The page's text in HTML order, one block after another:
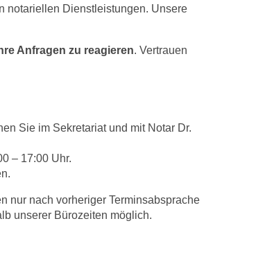
notariellen Dienstleistungen. Unsere
Anfragen zu reagieren. Vertrauen
Sie im Sekretariat und mit Notar Dr.
– 17:00 Uhr.
nur nach vorheriger Terminsabsprache
unserer Bürozeiten möglich.